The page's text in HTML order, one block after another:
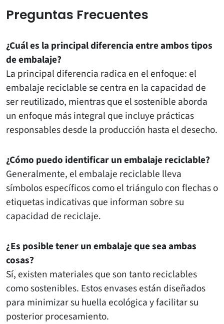
Preguntas Frecuentes
¿Cuál es la principal diferencia entre ambos tipos
de embalaje?
La principal diferencia radica en el enfoque: el
embalaje reciclable se centra en la capacidad de
ser reutilizado, mientras que el sostenible aborda
un enfoque más integral que incluye prácticas
responsables desde la producción hasta el desecho.
¿Cómo puedo identificar un embalaje reciclable?
Generalmente, el embalaje reciclable lleva
símbolos específicos como el triángulo con flechas o
etiquetas indicativas que informan sobre su
capacidad de reciclaje.
¿Es posible tener un embalaje que sea ambas
cosas?
Sí, existen materiales que son tanto reciclables
como sostenibles. Estos envases están diseñados
para minimizar su huella ecológica y facilitar su
posterior procesamiento.